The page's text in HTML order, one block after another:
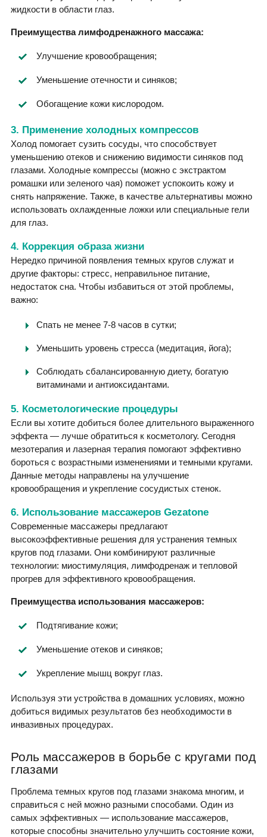
жидкости в области глаз.
Преимущества лимфодренажного массажа:
Улучшение кровообращения;
Уменьшение отечности и синяков;
Обогащение кожи кислородом.
3. Применение холодных компрессов
Холод помогает сузить сосуды, что способствует
уменьшению отеков и снижению видимости синяков под
глазами. Холодные компрессы (можно с экстрактом
ромашки или зеленого чая) поможет успокоить кожу и
снять напряжение. Также, в качестве альтернативы можно
использовать охлажденные ложки или специальные гели
для глаз.
4. Коррекция образа жизни
Нередко причиной появления темных кругов служат и
другие факторы: стресс, неправильное питание,
недостаток сна. Чтобы избавиться от этой проблемы,
важно:
Спать не менее 7-8 часов в сутки;
Уменьшить уровень стресса (медитация, йога);
Соблюдать сбалансированную диету, богатую
витаминами и антиоксидантами.
5. Косметологические процедуры
Если вы хотите добиться более длительного выраженного
эффекта — лучше обратиться к косметологу. Сегодня
мезотерапия и лазерная терапия помогают эффективно
бороться с возрастными изменениями и темными кругами.
Данные методы направлены на улучшение
кровообращения и укрепление сосудистых стенок.
6. Использование массажеров Gezatone
Современные массажеры предлагают
высокоэффективные решения для устранения темных
кругов под глазами. Они комбинируют различные
технологии: миостимуляция, лимфодренаж и тепловой
прогрев для эффективного кровообращения.
Преимущества использования массажеров:
Подтягивание кожи;
Уменьшение отеков и синяков;
Укрепление мышц вокруг глаз.
Используя эти устройства в домашних условиях, можно
добиться видимых результатов без необходимости в
инвазивных процедурах.
Роль массажеров в борьбе с кругами под
глазами
Проблема темных кругов под глазами знакома многим, и
справиться с ней можно разными способами. Один из
самых эффективных — использование массажеров,
которые способны значительно улучшить состояние кожи,